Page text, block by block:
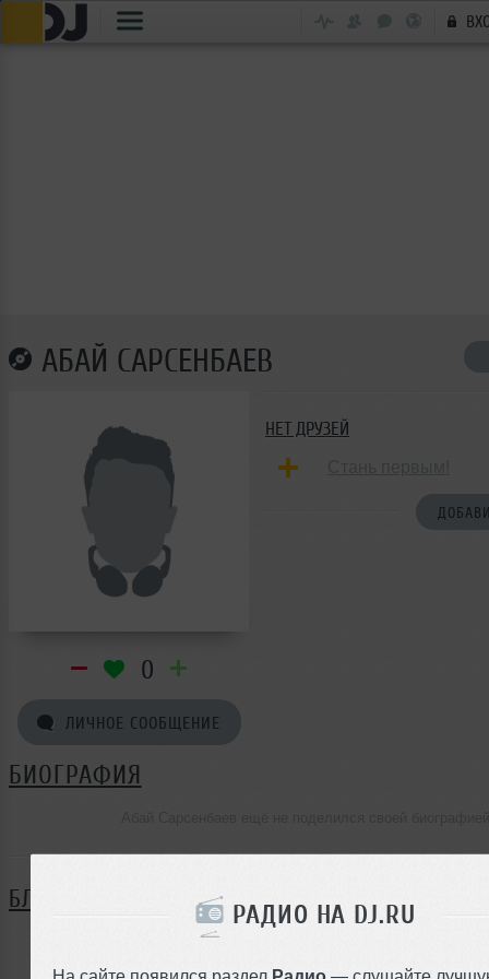
РАДИО НА DJ.RU
На сайте появился раздел Радио — слушайте
АБАЙ САРСЕНБАЕВ
0
ЛИЧНОЕ СООБЩЕНИЕ
НЕТ ДРУЗЕЙ
БИОГРАФИЯ
БЛОГ